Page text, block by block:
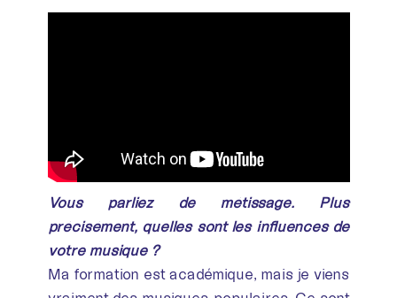
Vous parliez de métissage. Plus
précisément, quelles sont les influences de
votre musique ?
Ma formation est académique, mais je viens